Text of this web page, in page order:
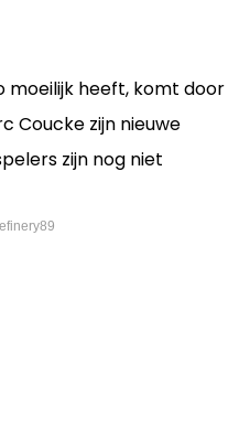
moeilijk heeft, komt door
Coucke zijn nieuwe
zijn nog niet